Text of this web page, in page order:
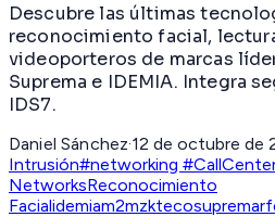
Descubre las últimas
reconocimiento facial,
videoporteros de marcas
Suprema e IDEMIA. Integra
IDS7.
Daniel Sánchez·12 de octubre de
Intrusión#networking
NetworksReconocimiento
Facialidemiam2mzktecosuprema